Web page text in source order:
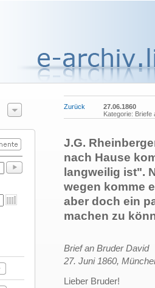
Zurück
27.06.1860
Kategorie: Briefe
J.G.
nach Hause
langweilig ist".
wegen komme
aber doch ein
machen zu
Brief an Bruder David
27. Juni 1860,
Lieber Bruder!